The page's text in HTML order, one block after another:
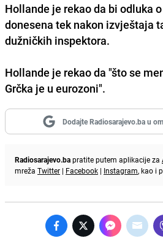
Hollande je rekao da bi odluka
donesena tek nakon izvještaja
dužničkih inspektora.
Hollande je rekao da "što se
Grčka je u eurozoni".
Dodajte Radiosarajevo.ba u
Radiosarajevo.bapratite putem aplikacije za
mreža Twitter | Facebook | Instagram, kao i